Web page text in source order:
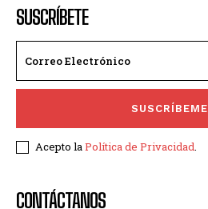
SUSCRÍBETE
SUSCRÍBEME
Acepto laPolítica de Privacidad.
CONTÁCTANOS